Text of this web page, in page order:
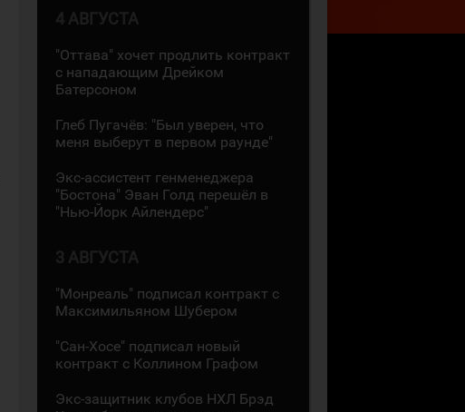
4 АВГУСТА
"Оттава" хочет продлить контракт
с нападающим Дрейком
Батерсоном
Глеб Пугачёв: "Был уверен, что
меня выберут в первом раунде"
Экс-ассистент генменеджера
"Бостона" Эван Голд перешёл в
"Нью-Йорк Айлендерс"
3 АВГУСТА
"Монреаль" подписал контракт с
Максимильяном Шубером
"Сан-Хосе" подписал новый
контракт с Коллином Графом
Экс-защитник клубов НХЛ Брэд